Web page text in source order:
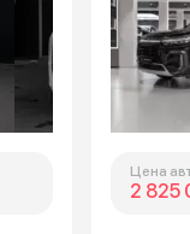
Цена
2 825